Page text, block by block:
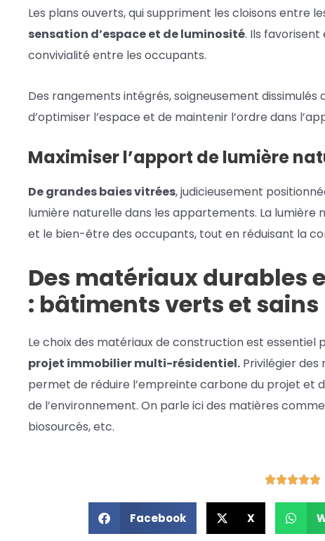
Les plans ouverts, qui suppriment les cloisons entre
sensation d’espace et de luminosité. Ils
convivialité entre les occupants.
Des rangements intégrés, soigneusement
d’optimiser l’espace et de maintenir l’ordre dans
Maximiser l’apport de lumière
De grandes baies vitrées, judicieusement
lumière naturelle dans les appartements. La
et le bien-être des occupants, tout en réduisant la
Des matériaux durables
: bâtiments verts et sains
Le choix des matériaux de construction est essentiel
projet immobilier multi-résidentiel. Privilégier
permet de réduire l’empreinte carbone du projet et
de l’environnement. On parle ici des matières
biosourcés, etc.
Facebook X